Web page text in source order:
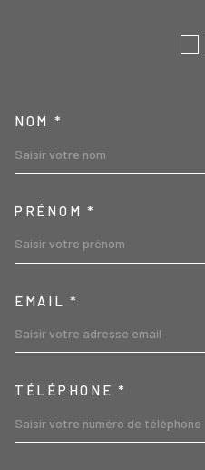
NOM *
PRÉNOM *
EMAIL *
TÉLÉPHONE *